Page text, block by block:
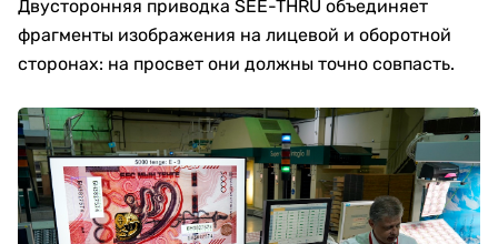
Двусторонняя приводка SEE-THRU объединяет
фрагменты изображения на лицевой и оборотной
сторонах: на просвет они должны точно совпасть.